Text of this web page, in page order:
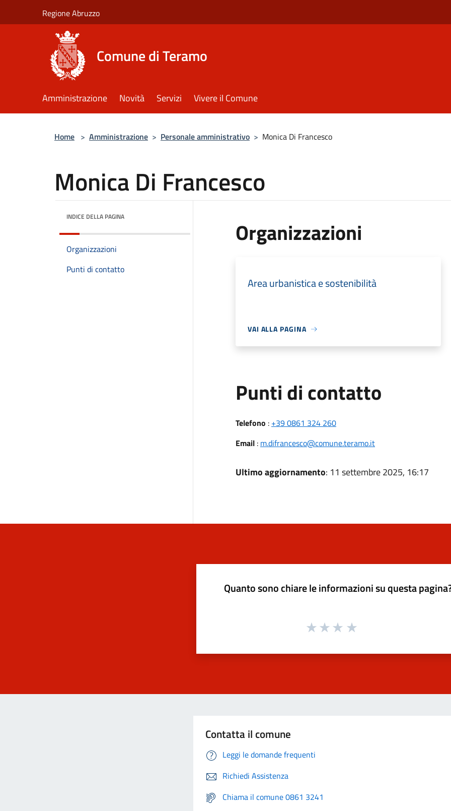
Regione Abruzzo
Comune di Teramo
Amministrazione Novità Servizi Vivere il Comune
Home > Amministrazione > Personale amministrativo > Monica Di Francesco
Monica Di Francesco
INDICE DELLA PAGINA
Organizzazioni
Punti di contatto
Organizzazioni
Area urbanistica e sostenibilità
VAI ALLA PAGINA
Punti di contatto
Telefono : +39 0861 324 260
Email: m.difrancesco@comune.teramo.it
Ultimo aggiornamento: 11 settembre 2025, 16:17
Quanto sono chiare le informazioni su questa
Contatta il comune
Leggi le domande frequenti
Richiedi Assistenza
Chiama il comune 0861 3241